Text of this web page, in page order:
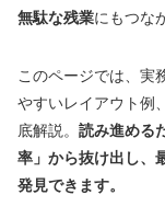
無駄な残業にもつな
このページでは、実
やすいレイアウト例
底解説。 読み進める
率」から抜け出し、
発見できます。